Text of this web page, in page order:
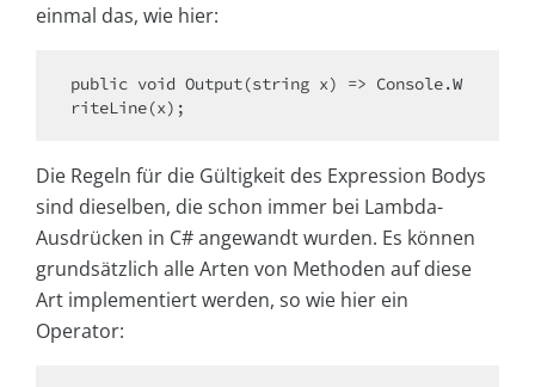
einmal das, wie hier:
public void Output(string x) => Console.W
riteLine(x);
Die Regeln für die Gültigkeit des Expression Bodys
sind dieselben, die schon immer bei Lambda-
Ausdrücken in C# angewandt wurden. Es können
grundsätzlich alle Arten von Methoden auf diese
Art implementiert werden, so wie hier ein
Operator: